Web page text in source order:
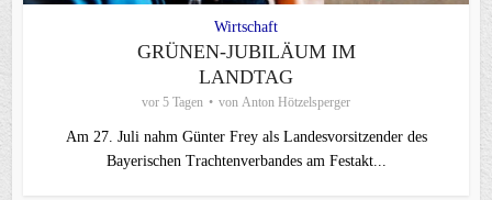
Wirtschaft
GRÜNEN-JUBILÄUM IM
LANDTAG
vor 5 Tagen von Anton Hötzelsperger
Am 27. Juli nahm Günter Frey als Landesvorsitzender des
Bayerischen Trachtenverbandes am Festakt...